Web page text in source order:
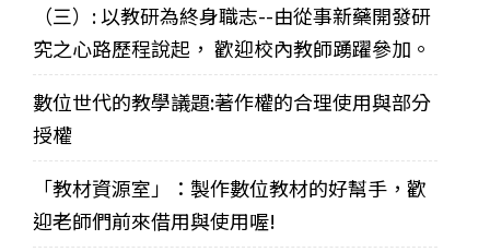
（三）: 以教研為終身職志--由從事新藥開發研
究之心路歷程說起， 歡迎校內教師踴躍參加。
數位世代的教學議題:著作權的合理使用與部分
授權
「教材資源室」：製作數位教材的好幫手，歡
迎老師們前來借用與使用喔!